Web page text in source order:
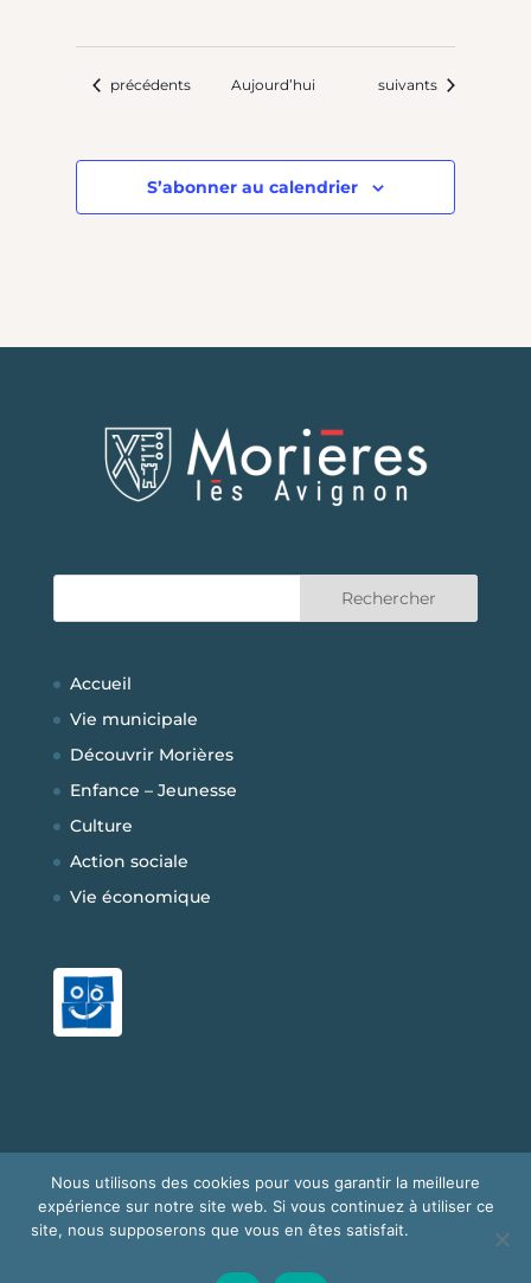
Évènements
précédents Aujourd’hui Évènements
suivants
S’abonner au calendrier
Accueil
Vie municipale
Découvrir Morières
Enfance – Jeunesse
Culture
Action sociale
Vie économique
Copyright © 2026Mairie de Morières-les-
Avignon |Développé parbigbird
Communication|Mentions Légales|Plan Du
Nous utilisons des cookies pour vous garantir la meilleure
expérience sur notre site web. Si vous continuez à utiliser ce
site, nous supposerons que vous en êtes satisfait.
Politique de